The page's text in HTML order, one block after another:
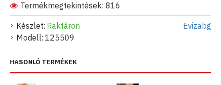
Készlet: Raktáron
Modell: 125509
Evizabg
Termékmegtekintések: 816
HASONLÓ TERMÉKEK